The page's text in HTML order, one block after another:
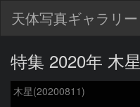
天体写真ギャラリー
特集 2020年 木星
木星(20200811)